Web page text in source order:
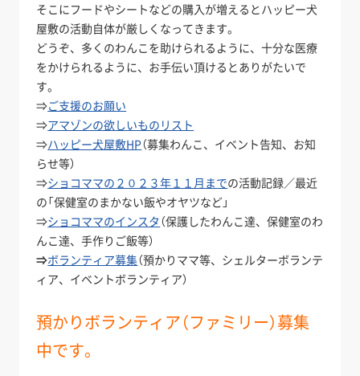
そこにフードやシートなどの購入が増えるとハッピー犬
屋敷の活動自体が厳しくなってきます。
どうぞ、多くのわんこを助けられるように、十分な医療
をかけられるように、お手伝い頂けるとありがたいで
す。
⇒ご支援のお願い
⇒アマゾンの欲しいものリスト
⇒ハッピー犬屋敷HP（募集わんこ、イベント告知、お知
らせ等）
⇒ショコママの２０２３年１１月までの活動記録／最近
の「保健室のまかない飯やオヤツなど」
⇒ショコママのインスタ （保護したわんこ達、保健室のわ
んこ達、手作りご飯等）
⇒ボランティア募集（預かりママ等、シェルターボランテ
ィア、イベントボランティア）
預かりボランティア（ファミリー）募集
中です。